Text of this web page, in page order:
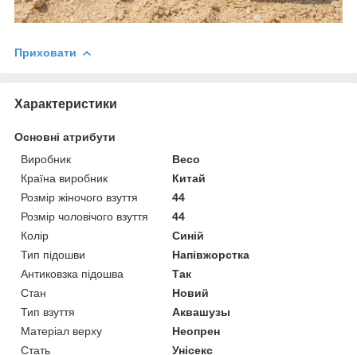
Приховати
Характеристики
Основні атрибути
Виробник
Beco
Країна виробник
Китай
Розмір жіночого взуття
44
Розмір чоловічого взуття
44
Колір
Синій
Тип підошви
Напівжорстка
Антиковзка підошва
Так
Стан
Новий
Тип взуття
Аквашузы
Матеріал верху
Неопрен
Стать
Унісекс